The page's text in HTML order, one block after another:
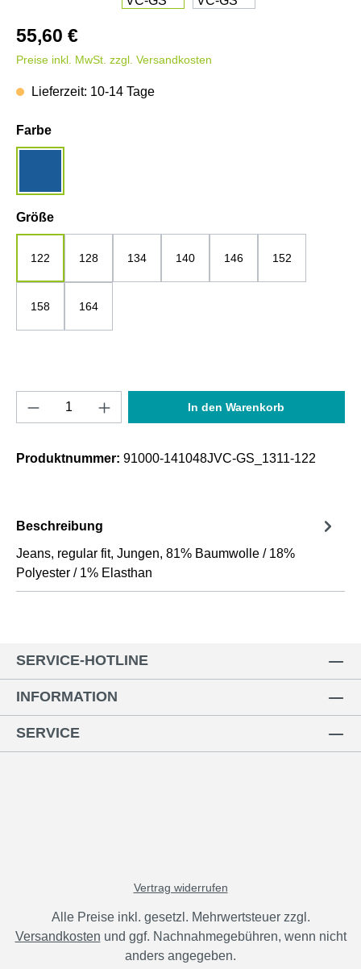
55,60 €
Preise inkl. MwSt. zzgl. Versandkosten
Lieferzeit: 10-14 Tage
Farbeauswählen
Größeauswählen
122 128 134 140 146 152
158 164
Produkt Anzahl: Gib den gewünschten
In den Warenkorb
Produktnummer: 91000-141048JVC-GS_1311-122
Beschreibung
Jeans, regular fit, Jungen, 81% Baumwolle / 18%
Polyester / 1% Elasthan
SERVICE-HOTLINE
INFORMATION
SERVICE
Vertrag widerrufen
Alle Preise inkl. gesetzl. Mehrwertsteuer zzgl.
Versandkosten und ggf. Nachnahmegebühren, wenn nicht
anders angegeben.